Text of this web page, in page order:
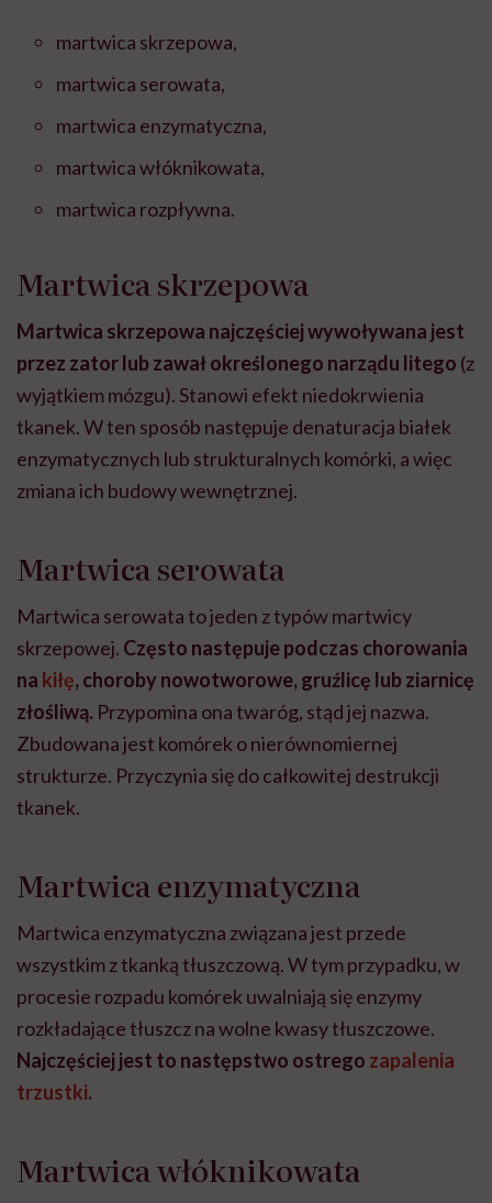
martwica skrzepowa,
martwica serowata,
martwica enzymatyczna,
martwica włóknikowata,
martwica rozpływna.
Martwica skrzepowa
Martwica skrzepowa najczęściej wywoływana jest
przez zator lub zawał określonego narządu litego (z
wyjątkiem mózgu). Stanowi efekt niedokrwienia
tkanek. W ten sposób następuje denaturacja białek
enzymatycznych lub strukturalnych komórki, a więc
zmiana ich budowy wewnętrznej.
Martwica serowata
Martwica serowata to jeden z typów martwicy
skrzepowej. Często następuje podczas chorowania
na kiłę, choroby nowotworowe, gruźlicę lub ziarnicę
złośliwą. Przypomina ona twaróg, stąd jej nazwa.
Zbudowana jest komórek o nierównomiernej
strukturze. Przyczynia się do całkowitej destrukcji
tkanek.
Martwica enzymatyczna
Martwica enzymatyczna związana jest przede
wszystkim z tkanką tłuszczową. W tym przypadku, w
procesie rozpadu komórek uwalniają się enzymy
rozkładające tłuszcz na wolne kwasy tłuszczowe.
Najczęściej jest to następstwo ostrego zapalenia
trzustki.
Martwica włóknikowata